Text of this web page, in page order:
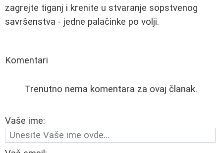
zagrejte tiganj i krenite u stvaranje sopstvenog
savršenstva - jedne palačinke po volji.
Komentari
Trenutno nema komentara za ovaj članak.
Vaše ime: